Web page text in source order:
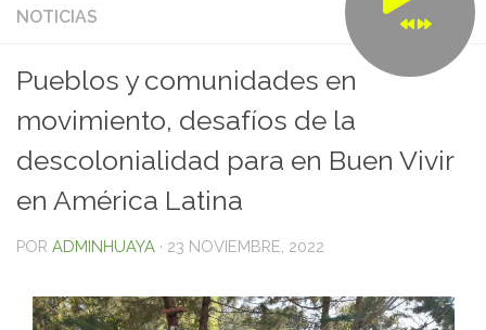
NOTICIAS
Pueblos y comunidades en
movimiento, desafíos de la
descolonialidad para en Buen Vivir
en América Latina
POR ADMINHUAYA · 23 NOVIEMBRE, 2022